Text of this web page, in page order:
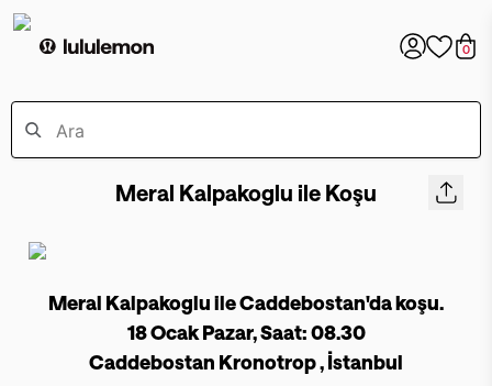
0
Meral Kalpakoglu ile Koşu
Meral Kalpakoglu ile Caddebostan'da koşu.
18 Ocak Pazar, Saat: 08.30
Caddebostan Kronotrop , İstanbul